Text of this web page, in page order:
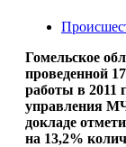
Гомельское
проведенной
работы в 2011
управления
докладе
на 13,2%